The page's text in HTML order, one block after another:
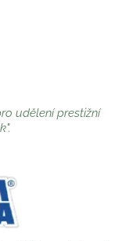
udělení prestižní